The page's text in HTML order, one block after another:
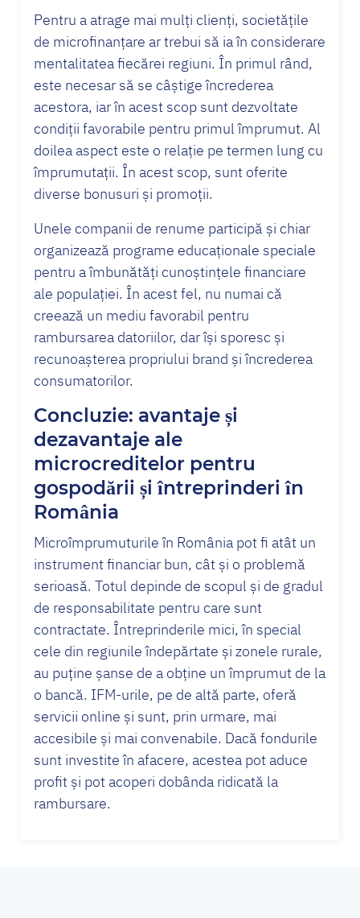
Pentru a atrage mai mulți clienți, societățile
de microfinanțare ar trebui să ia în considerare
mentalitatea fiecărei regiuni. În primul rând,
este necesar să se câștige încrederea
acestora, iar în acest scop sunt dezvoltate
condiții favorabile pentru primul împrumut. Al
doilea aspect este o relație pe termen lung cu
împrumutații. În acest scop, sunt oferite
diverse bonusuri și promoții.
Unele companii de renume participă și chiar
organizează programe educaționale speciale
pentru a îmbunătăți cunoștințele financiare
ale populației. În acest fel, nu numai că
creează un mediu favorabil pentru
rambursarea datoriilor, dar își sporesc și
recunoașterea propriului brand și încrederea
consumatorilor.
Concluzie: avantaje și
dezavantaje ale
microcreditelor pentru
gospodării și întreprinderi în
România
Microîmprumuturile în România pot fi atât un
instrument financiar bun, cât și o problemă
serioasă. Totul depinde de scopul și de gradul
de responsabilitate pentru care sunt
contractate. Întreprinderile mici, în special
cele din regiunile îndepărtate și zonele rurale,
au puține șanse de a obține un împrumut de la
o bancă. IFM-urile, pe de altă parte, oferă
servicii online și sunt, prin urmare, mai
accesibile și mai convenabile. Dacă fondurile
sunt investite în afacere, acestea pot aduce
profit și pot acoperi dobânda ridicată la
rambursare.